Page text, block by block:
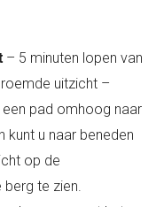
– 5 minuten lopen van
uitzicht –
pad omhoog naar
kunt u naar beneden
op de
berg te zien.